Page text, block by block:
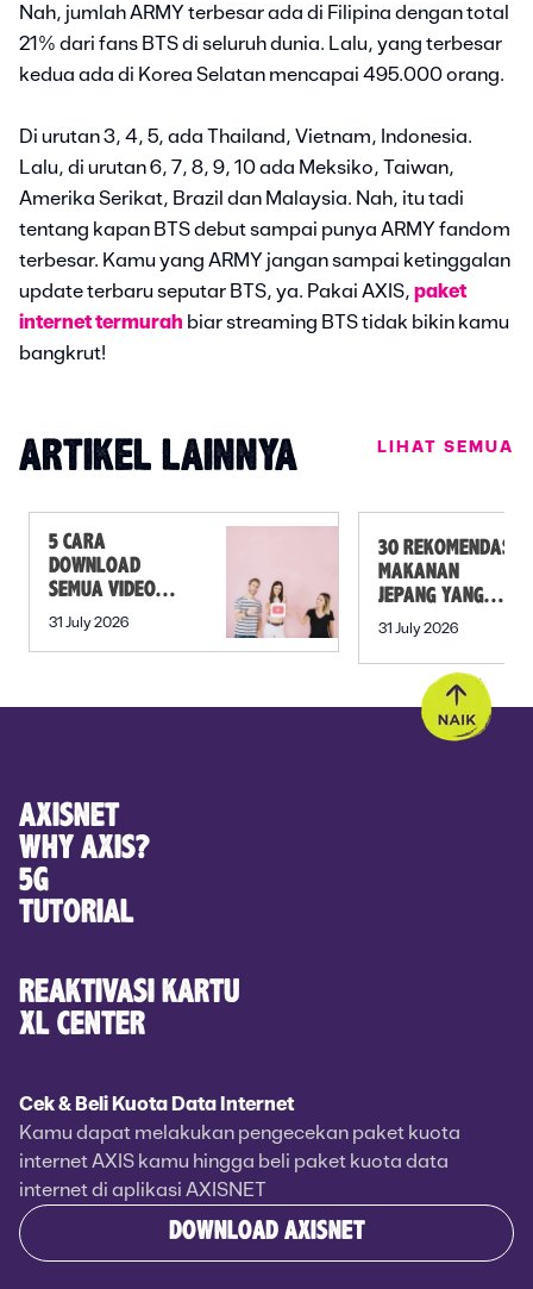
Nah, jumlah ARMY terbesar ada di Filipina dengan total
21% dari fans BTS di seluruh dunia. Lalu, yang terbesar
kedua ada di Korea Selatan mencapai 495.000 orang.
Di urutan 3, 4, 5, ada Thailand, Vietnam, Indonesia.
Lalu, di urutan 6, 7, 8, 9, 10 ada Meksiko, Taiwan,
Amerika Serikat, Brazil dan Malaysia. Nah, itu tadi
tentang kapan BTS debut sampai punya ARMY fandom
terbesar. Kamu yang ARMY jangan sampai ketinggalan
update terbaru seputar BTS, ya. Pakai AXIS, paket
internet termurah biar streaming BTS tidak bikin kamu
bangkrut!
ARTIKEL LAINNYA LIHAT SEMUA
5 CARA
DOWNLOAD
SEMUA VIDEO
DALAM PLAYLIST
31 July 2026
30 REKOMENDASI
MAKANAN
JEPANG YANG
MUST TRY SELAIN
31 July 2026
AXISNET
WHY AXIS?
5G
TUTORIAL
REAKTIVASI KARTU
XL CENTER
Cek & Beli Kuota Data Internet
Kamu dapat melakukan pengecekan paket kuota
internet AXIS kamu hingga beli paket kuota data
internet di aplikasi AXISNET
DOWNLOAD AXISNET